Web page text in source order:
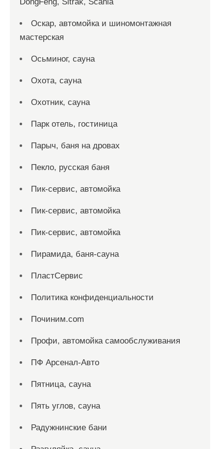
Оскар, автомойка и шиномонтажная
мастерская
Осьминог, сауна
Охота, сауна
Охотник, сауна
Парк отель, гостиница
Парыч, баня на дровах
Пекло, русская баня
Пик-сервис, автомойка
Пик-сервис, автомойка
Пик-сервис, автомойка
Пирамида, баня-сауна
ПластСервис
Политика конфиденциальности
Починим.com
Профи, автомойка самообслуживания
ПФ Арсенал-Авто
Пятница, сауна
Пять углов, сауна
Радужнинские бани